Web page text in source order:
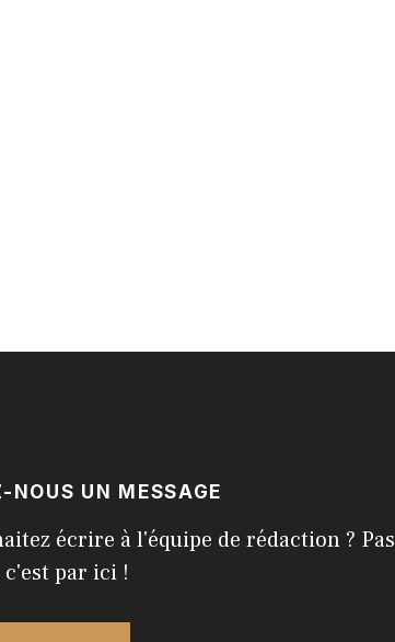
NOUS UN MESSAGE
écrire à l'équipe de rédaction ? Pas
c'est par ici !